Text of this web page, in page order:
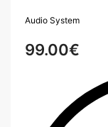
Audio System
99.00€